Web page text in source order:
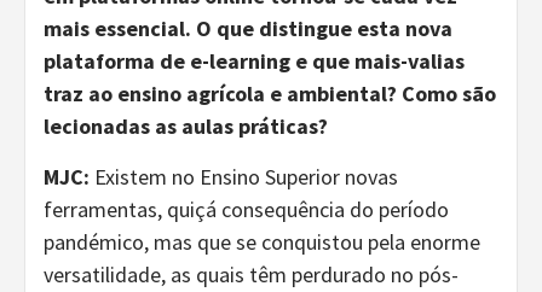
mais essencial. O que distingue esta nova
plataforma de e-learning e que mais-valias
traz ao ensino agrícola e ambiental? Como são
lecionadas as aulas práticas?
MJC: Existem no Ensino Superior novas
ferramentas, quiçá consequência do período
pandémico, mas que se conquistou pela enorme
versatilidade, as quais têm perdurado no pós-